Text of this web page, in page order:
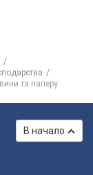
та паперу
В начало